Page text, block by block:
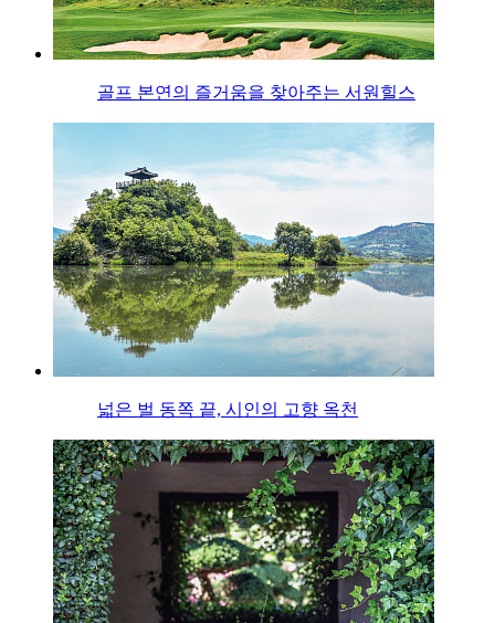
골프 본연의 즐거움을 찾아주는 서원힐스
넓은 벌 동쪽 끝, 시인의 고향 옥천